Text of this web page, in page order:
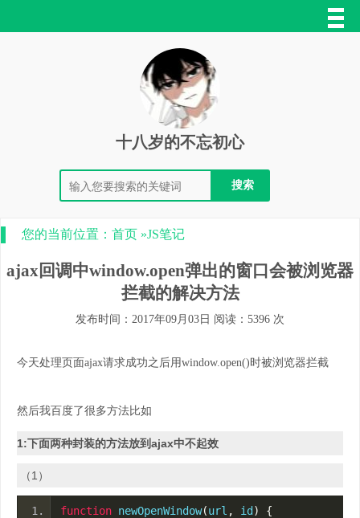
十八岁的不忘初心
您的当前位置： 首页 »JS笔记
ajax回调中window.open弹出的窗口会被浏览器
拦截的解决方法
发布时间：2017年09月03日 阅读：5396 次
今天处理页面ajax请求成功之后用window.open()时被浏览器拦截
然后我百度了很多方法比如
1:下面两种封装的方法放到ajax中不起效
（1）
function newOpenWindow(url , id )
{